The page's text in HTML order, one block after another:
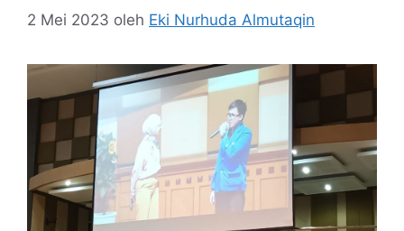
2 Mei 2023 oleh Eki Nurhuda Almutaqin